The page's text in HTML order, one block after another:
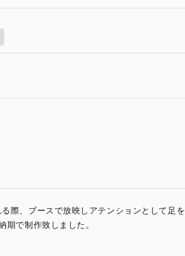
際、ブースで放映しアテンションとして足
期で制作致しました。